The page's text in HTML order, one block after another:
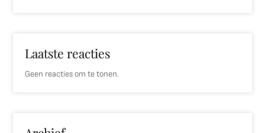
Laatste reacties
Geen reacties om te tonen.